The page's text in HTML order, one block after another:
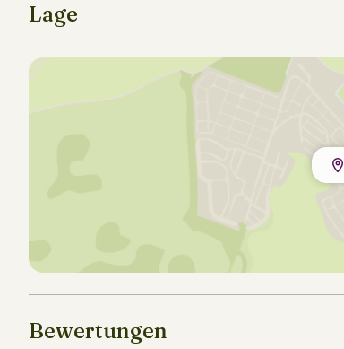
Lage
Bewertungen